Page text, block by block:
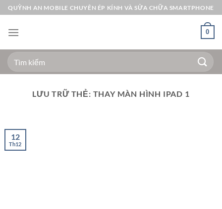
Bỏ
qua
nội
QUỲNH AN MOBILE CHUYÊN ÉP KÍNH VÀ SỬA CHỮA SMARTPHONE
0
Tìm
kiếm:
LƯU TRỮ THẺ: THAY MÀN HÌNH IPAD 1
12
Th12